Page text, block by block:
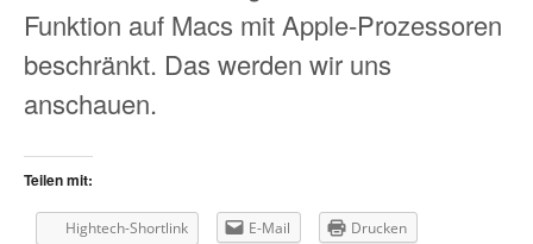
Funktion auf Macs mit Apple-Prozessoren
beschränkt. Das werden wir uns
anschauen.
Teilen mit:
Hightech-Shortlink E-Mail Drucken